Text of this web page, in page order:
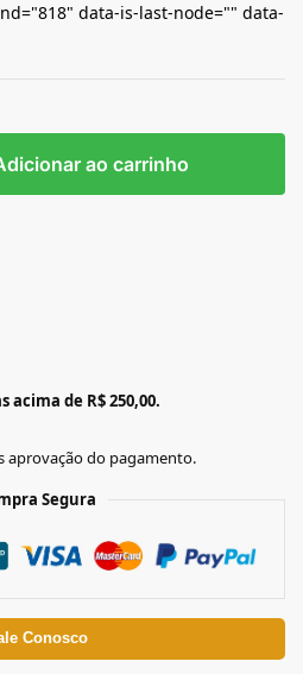
data-is-last-node="" data-
ao carrinho
de R$ 250,00.
aprovação do pagamento.
Segura
Conosco